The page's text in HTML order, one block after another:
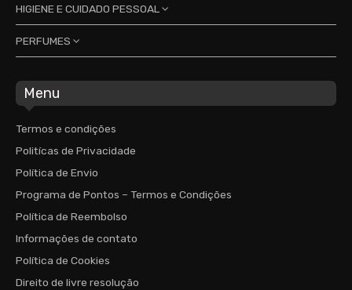
Contactos
Nusuk Parfums
Lattafa Parfums
Desodorizantes feminino
Desodorizantes masculino
RiiFFS Parfums
Desodorizantes masculino
HIGIENE E CUIDADO PESSOAL
Tulipan Negro
Gel de banho
PERFUMES
Homem
Perfumes Essenciais
Homem
Mulher
Unissexo
Perfumes Europeus
Homem
Mulher
Unissexo
Menu
Termos e condições
Politícas de Privacidade
Política de Envio
Programa de Pontos – Termos e Condições
Política de Reembolso
Informações de contato
Política de Cookies
Direito de livre resolução